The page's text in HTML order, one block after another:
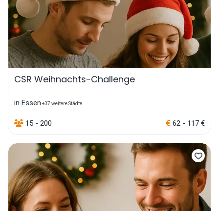
CSR Weihnachts-Challenge
in Essen +37 weitere Städte
15 - 200 62 - 117 €